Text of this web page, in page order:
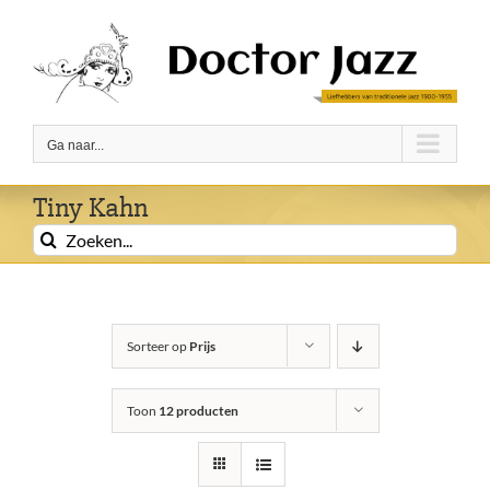
inhoud
Ga naar...
Tiny Kahn
Zoeken
naar:
Sorteer op Prijs
Toon 12 producten